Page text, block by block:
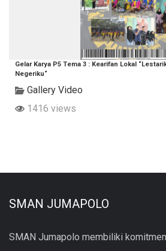
Gelar Karya P5 Tema 3 : Kearifan Lokal
Negeriku“
Gallery Video
1416 views
SMAN JUMAPOLO
SMAN Jumapolo membiliki